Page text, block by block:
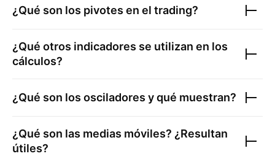
¿Qué son los pivotes en el trading?
¿Qué otros indicadores se utilizan en los
cálculos?
¿Qué son los osciladores y qué muestran?
¿Qué son las medias móviles? ¿Resultan
útiles?